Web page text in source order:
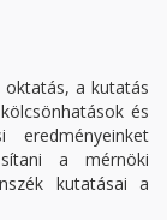
oktatás, a kutatás
és
eredményeinket
a mérnöki
kutatásai a